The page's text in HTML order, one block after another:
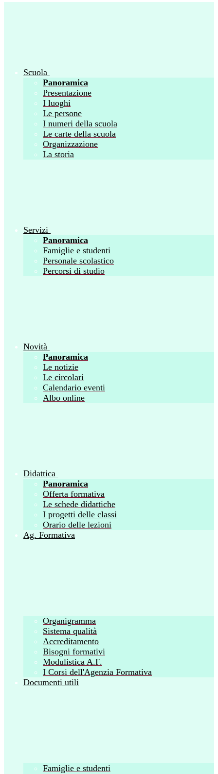
Scuola
Panoramica
Presentazione
I luoghi
Le persone
I numeri della scuola
Le carte della scuola
Organizzazione
La storia
Servizi
Panoramica
Famiglie e studenti
Personale scolastico
Percorsi di studio
Novità
Panoramica
Le notizie
Le circolari
Calendario eventi
Albo online
Didattica
Panoramica
Offerta formativa
Le schede didattiche
I progetti delle classi
Orario delle lezioni
Ag. Formativa
Organigramma
Sistema qualità
Accreditamento
Bisogni formativi
Modulistica A.F.
I Corsi dell'Agenzia Formativa
Documenti utili
Famiglie e studenti